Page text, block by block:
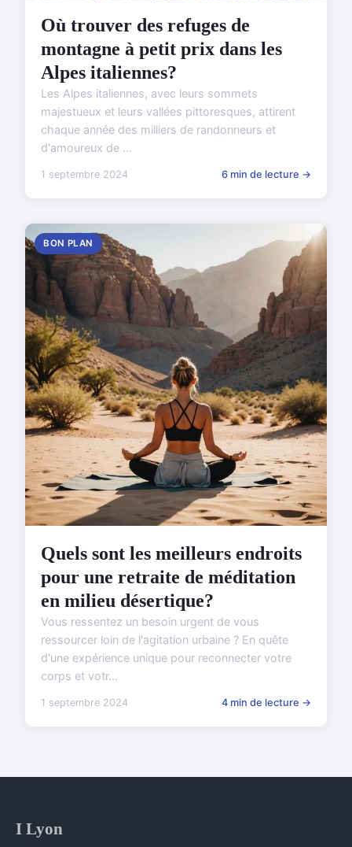
Où trouver des refuges de
montagne à petit prix dans les
Alpes italiennes?
Les Alpes italiennes, avec leurs sommets
majestueux et leurs vallées pittoresques, attirent
chaque année des milliers de randonneurs et
d'amoureux de ...
1 septembre 2024 6 min de lecture →
BON PLAN
Quels sont les meilleurs endroits
pour une retraite de méditation
en milieu désertique?
Vous ressentez un besoin urgent de vous
ressourcer loin de l'agitation urbaine ? En quête
d'une expérience unique pour reconnecter votre
corps et votr...
1 septembre 2024 4 min de lecture →
I Lyon